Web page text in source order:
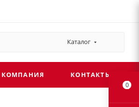
Каталог
КОМПАНИЯ КОНТАКТЫ
0